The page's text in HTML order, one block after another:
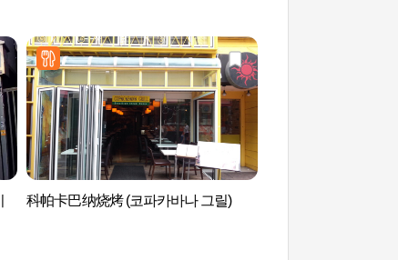
科帕卡巴纳烧烤 (코파카바나 그릴)